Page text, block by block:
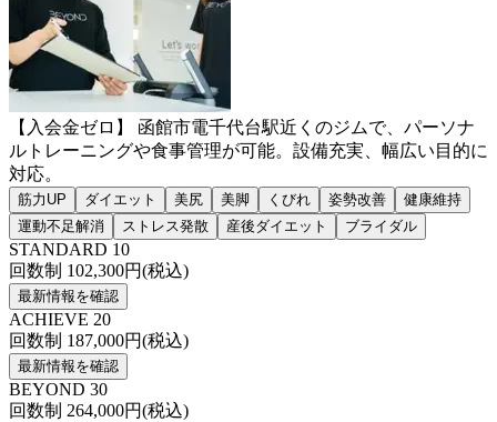
【入会金ゼロ】 函館市電千代台駅近くのジムで、パーソナ
ルトレーニングや食事管理が可能。設備充実、幅広い目的に
対応。
筋力UP ダイエット 美尻 美脚 くびれ 姿勢改善
健康維持
運動不足解消
ストレス発散 産後ダイエット ブライダル
STANDARD 10
回数制 102,300円(税込)
最新情報を確認
ACHIEVE 20
回数制 187,000円(税込)
最新情報を確認
BEYOND 30
回数制 264,000円(税込)